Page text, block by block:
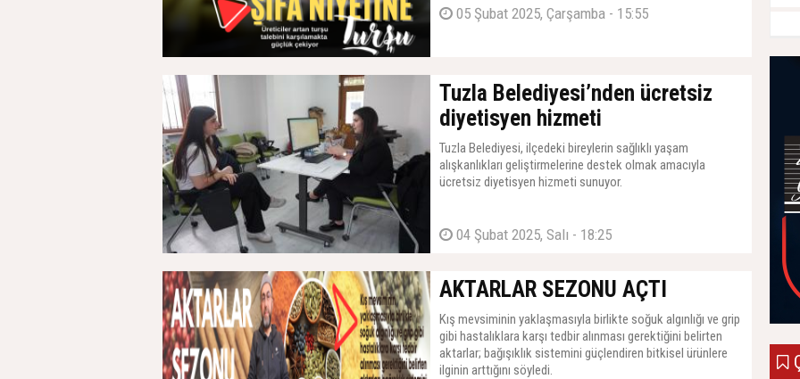
05 Şubat 2025, Çarşamba - 15:55
Tuzla Belediyesi’nden ücretsiz
diyetisyen hizmeti
Tuzla Belediyesi, ilçedeki bireylerin sağlıklı yaşam
alışkanlıkları geliştirmelerine destek olmak amacıyla
ücretsiz diyetisyen hizmeti sunuyor.
04 Şubat 2025, Salı - 18:25
AKTARLAR SEZONU AÇTI
Kış mevsiminin yaklaşmasıyla birlikte soğuk algınlığı ve grip
gibi hastalıklara karşı tedbir alınması gerektiğini belirten
aktarlar; bağışıklık sistemini güçlendiren bitkisel ürünlere
ilginin arttığını söyledi.